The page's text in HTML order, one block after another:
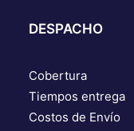
DESPACHO
Cobertura
Tiempos entrega
Costos de Envío